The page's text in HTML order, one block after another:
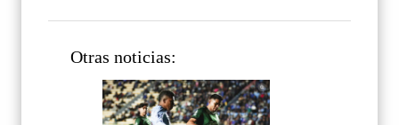
Otras noticias: